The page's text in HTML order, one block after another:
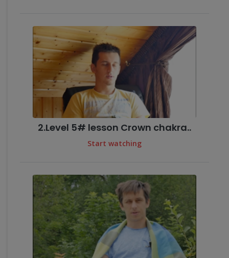
2.Level 5# lesson Crown chakra..
Start watching